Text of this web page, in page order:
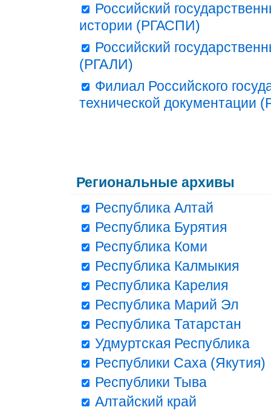
Российский
истории (РГАСПИ)
Российский
(РГАЛИ)
Филиал Российского
технической документации
Региональные архивы
Республика Алтай
Республика Бурятия
Республика Коми
Республика Калмыкия
Республика Карелия
Республика Марий Эл
Республика Татарстан
Удмуртская Республика
Республики Саха (Якутия)
Республики Тыва
Алтайский край